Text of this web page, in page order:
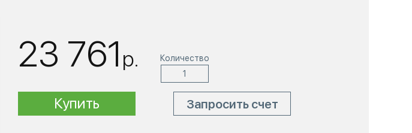
23 761 р. Количество
Купить Запросить счет